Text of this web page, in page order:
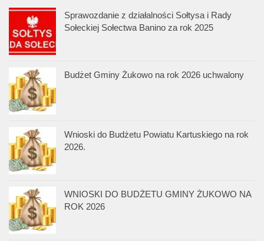
Sprawozdanie z działalności Sołtysa i Rady
Sołeckiej Sołectwa Banino za rok 2025
Budżet Gminy Żukowo na rok 2026 uchwalony
Wnioski do Budżetu Powiatu Kartuskiego na rok
2026.
WNIOSKI DO BUDŻETU GMINY ŻUKOWO NA
ROK 2026